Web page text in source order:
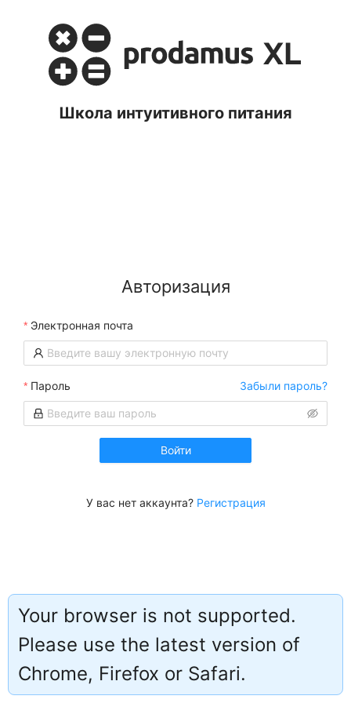
Школа интуитивного питания
Авторизация
Электронная почта
Пароль Забыли пароль?
Войти
У вас нет аккаунта? Регистрация
Работает на
Your browser is not supported.
Please use the latest version of
Chrome, Firefox or Safari.